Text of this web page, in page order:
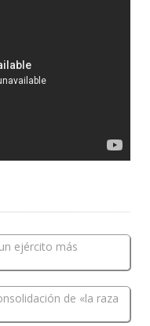
ejército más
de «la raza